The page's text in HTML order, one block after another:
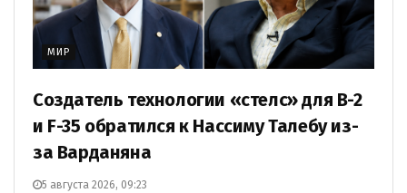
МИР
Создатель технологии «стелс» для B-2
и F-35 обратился к Нассиму Талебу из-
за Варданяна
5 августа 2026, 09:23